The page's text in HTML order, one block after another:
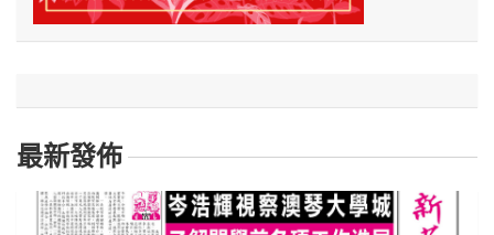
最新發佈